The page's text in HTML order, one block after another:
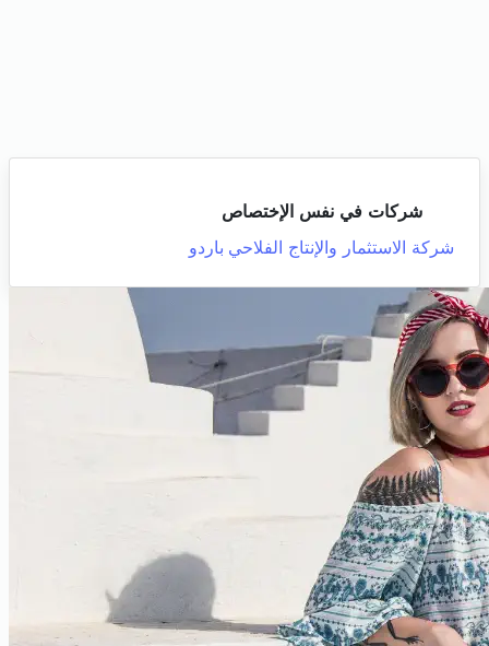
شركات في نفس الإختصاص
شركة الاستثمار والإنتاج الفلاحي باردو